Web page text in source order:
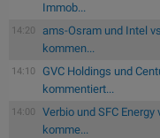
Immob...
14:20
ams-Osram und Intel
kommen...
14:10
GVC Holdings und
kommentiert...
14:00
Verbio und SFC
komme...